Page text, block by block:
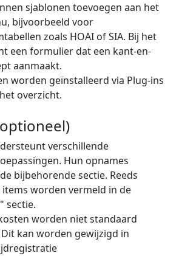
sjablonen toevoegen aan het
bijvoorbeeld voor
zoals HOAI of SIA. Bij het
een formulier dat een kant-en-
aanmaakt.
worden geïnstalleerd via Plug-ins
overzicht.
verschillende
Hun opnames
bijbehorende sectie. Reeds
worden vermeld in de
sectie.
worden nietstandaard
kan worden gewijzigd in